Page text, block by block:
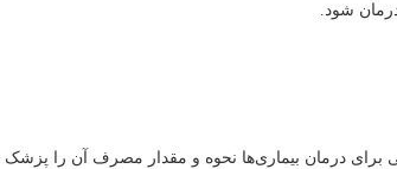
شود.
درمان بیماری‌ها نحوه و مقدار مصرف آن را